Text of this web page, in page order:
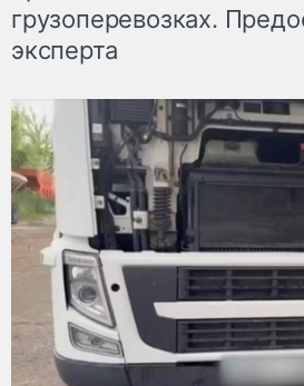
грузоперевозках.
эксперта